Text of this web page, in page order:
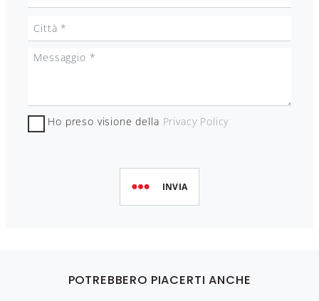
Ho preso visione della Privacy Policy
INVIA
POTREBBERO PIACERTI ANCHE